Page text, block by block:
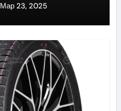
Мар 23, 2025